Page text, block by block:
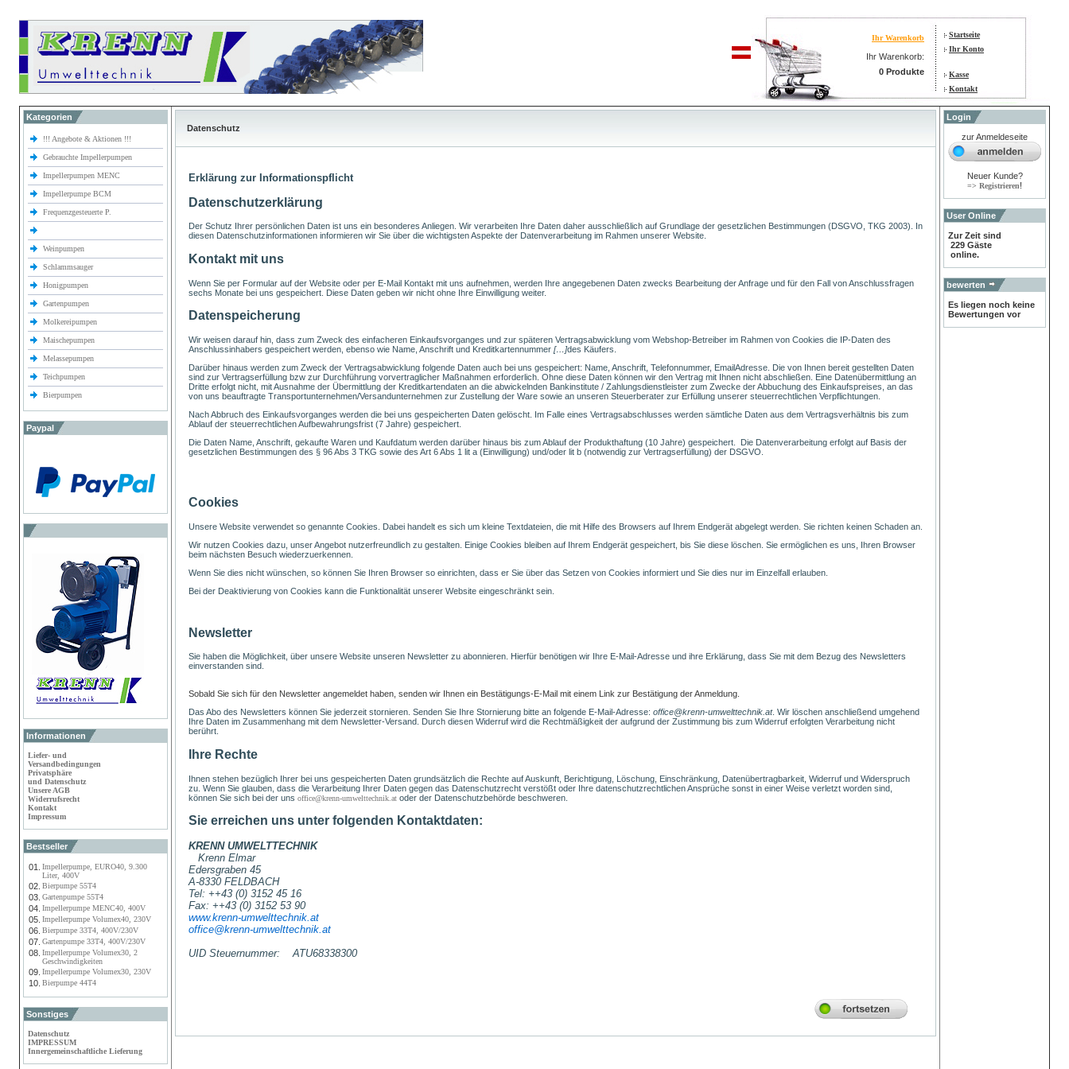
Ihr Warenkorb
Ihr Warenkorb:
0 Produkte
Startseite
Ihr Konto
Kasse
Kontakt
Kategorien
!!! Angebote & Aktionen !!!
Gebrauchte Impellerpumpen
Impellerpumpen MENC
Impellerpumpe BCM
Frequenzgesteuerte P.
Weinpumpen
Schlammsauger
Honigpumpen
Gartenpumpen
Molkereipumpen
Maischepumpen
Melassepumpen
Teichpumpen
Bierpumpen
Paypal
Informationen
Liefer- und
Versandbedingungen
Privatsphäre
und Datenschutz
Unsere AGB
Widerrufsrecht
Kontakt
Impressum
Bestseller
01.
Impellerpumpe, EURO40, 9.300
Liter, 400V
02. Bierpumpe 55T4
03. Gartenpumpe 55T4
04. Impellerpumpe MENC40, 400V
05. Impellerpumpe Volumex40, 230V
06. Bierpumpe 33T4, 400V/230V
07. Gartenpumpe 33T4, 400V/230V
08. Impellerpumpe Volumex30, 2
Geschwindigkeiten
09. Impellerpumpe Volumex30, 230V
10. Bierpumpe 44T4
Sonstiges
Datenschutz
IMPRESSUM
Innergemeinschaftliche Lieferung
Datenschutz
Erklärung zur Informationspflicht
Datenschutzerklärung
Der Schutz Ihrer persönlichen Daten ist uns ein besonderes Anliegen. Wir verarbeiten Ihre Daten daher ausschließlich auf Grundlage der gesetzlichen Bestimmungen (DSGVO, TKG 2003). In
diesen Datenschutzinformationen informieren wir Sie über die wichtigsten Aspekte der Datenverarbeitung im Rahmen unserer Website.
Kontakt mit uns
Wenn Sie per Formular auf der Website oder per E-Mail Kontakt mit uns aufnehmen, werden Ihre angegebenen Daten zwecks Bearbeitung der Anfrage und für den Fall von Anschlussfragen
sechs Monate bei uns gespeichert. Diese Daten geben wir nicht ohne Ihre Einwilligung weiter.
Datenspeicherung
Wir weisen darauf hin, dass zum Zweck des einfacheren Einkaufsvorganges und zur späteren Vertragsabwicklung vom Webshop-Betreiber im Rahmen von Cookies die IP-Daten des
Anschlussinhabers gespeichert werden, ebenso wie Name, Anschrift und Kreditkartennummer […]des Käufers.
Darüber hinaus werden zum Zweck der Vertragsabwicklung folgende Daten auch bei uns gespeichert: Name, Anschrift, Telefonnummer, EmailAdresse. Die von Ihnen bereit gestellten Daten
sind zur Vertragserfüllung bzw zur Durchführung vorvertraglicher Maßnahmen erforderlich. Ohne diese Daten können wir den Vertrag mit Ihnen nicht abschließen. Eine Datenübermittlung an
Dritte erfolgt nicht, mit Ausnahme der Übermittlung der Kreditkartendaten an die abwickelnden Bankinstitute / Zahlungsdienstleister zum Zwecke der Abbuchung des Einkaufspreises, an das
von uns beauftragte Transportunternehmen/Versandunternehmen zur Zustellung der Ware sowie an unseren Steuerberater zur Erfüllung unserer steuerrechtlichen Verpflichtungen.
Nach Abbruch des Einkaufsvorganges werden die bei uns gespeicherten Daten gelöscht. Im Falle eines Vertragsabschlusses werden sämtliche Daten aus dem Vertragsverhältnis bis zum
Ablauf der steuerrechtlichen Aufbewahrungsfrist (7 Jahre) gespeichert.
Die Daten Name, Anschrift, gekaufte Waren und Kaufdatum werden darüber hinaus bis zum Ablauf der Produkthaftung (10 Jahre) gespeichert. Die Datenverarbeitung erfolgt auf Basis der
gesetzlichen Bestimmungen des § 96 Abs 3 TKG sowie des Art 6 Abs 1 lit a (Einwilligung) und/oder lit b (notwendig zur Vertragserfüllung) der DSGVO.
Cookies
Unsere Website verwendet so genannte Cookies. Dabei handelt es sich um kleine Textdateien, die mit Hilfe des Browsers auf Ihrem Endgerät abgelegt werden. Sie richten keinen Schaden an.
Wir nutzen Cookies dazu, unser Angebot nutzerfreundlich zu gestalten. Einige Cookies bleiben auf Ihrem Endgerät gespeichert, bis Sie diese löschen. Sie ermöglichen es uns, Ihren Browser
beim nächsten Besuch wiederzuerkennen.
Wenn Sie dies nicht wünschen, so können Sie Ihren Browser so einrichten, dass er Sie über das Setzen von Cookies informiert und Sie dies nur im Einzelfall erlauben.
Bei der Deaktivierung von Cookies kann die Funktionalität unserer Website eingeschränkt sein.
Newsletter
Sie haben die Möglichkeit, über unsere Website unseren Newsletter zu abonnieren. Hierfür benötigen wir Ihre E-Mail-Adresse und ihre Erklärung, dass Sie mit dem Bezug des Newsletters
einverstanden sind.
Sobald Sie sich für den Newsletter angemeldet haben, senden wir Ihnen ein Bestätigungs-E-Mail mit einem Link zur Bestätigung der Anmeldung.
Das Abo des Newsletters können Sie jederzeit stornieren. Senden Sie Ihre Stornierung bitte an folgende E-Mail-Adresse: office@krenn-umwelttechnik.at. Wir löschen anschließend umgehend
Ihre Daten im Zusammenhang mit dem Newsletter-Versand. Durch diesen Widerruf wird die Rechtmäßigkeit der aufgrund der Zustimmung bis zum Widerruf erfolgten Verarbeitung nicht
berührt.
Ihre Rechte
Ihnen stehen bezüglich Ihrer bei uns gespeicherten Daten grundsätzlich die Rechte auf Auskunft, Berichtigung, Löschung, Einschränkung, Datenübertragbarkeit, Widerruf und Widerspruch
zu. Wenn Sie glauben, dass die Verarbeitung Ihrer Daten gegen das Datenschutzrecht verstößt oder Ihre datenschutzrechtlichen Ansprüche sonst in einer Weise verletzt worden sind,
können Sie sich bei der uns office@krenn-umwelttechnik.at oder der Datenschutzbehörde beschweren.
Sie erreichen uns unter folgenden Kontaktdaten:
KRENN UMWELTTECHNIK
Krenn Elmar
Edersgraben 45
A-8330 FELDBACH
Tel: ++43 (0) 3152 45 16
Fax: ++43 (0) 3152 53 90
www.krenn-umwelttechnik.at
office@krenn-umwelttechnik.at
UID Steuernummer: ATU68338300
Login
zur Anmeldeseite
Neuer Kunde?
=> Registrieren!
User Online
Zur Zeit sind
229 Gäste
online.
bewerten
Es liegen noch keine
Bewertungen vor